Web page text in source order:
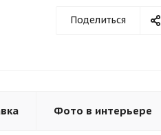
Поделиться
Фото в интерьере